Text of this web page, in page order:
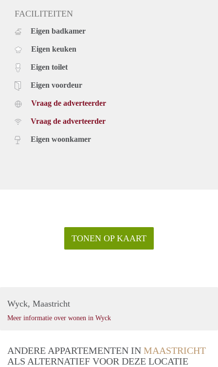
FACILITEITEN
Eigen badkamer
Eigen keuken
Eigen toilet
Eigen voordeur
Vraag de adverteerder
Vraag de adverteerder
Eigen woonkamer
TONEN OP KAART
Wyck, Maastricht
Meer informatie over wonen in Wyck
ANDERE APPARTEMENTEN IN MAASTRICHT
ALS ALTERNATIEF VOOR DEZE LOCATIE